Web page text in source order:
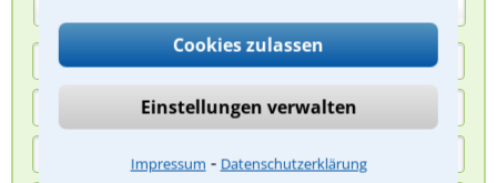
Cookies zulassen
Einstellungen verwalten
Impressum ⁃ Datenschutzerklärung